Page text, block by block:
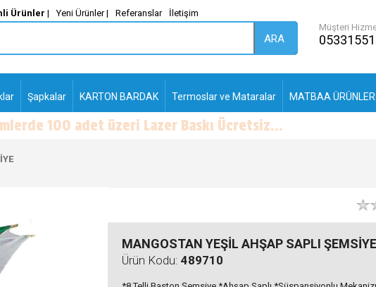
Ürünler | Yeni Ürünler | Referanslar İletişim
ARA
Müşteri
Şapkalar KARTON BARDAK Termoslar ve Mataralar MATBAA
PLASTİK TÜKENMEZ
-
MANGOSTAN YEŞİL AHŞAP SAPLI ŞEMSİYE
Ürün Kodu: 489710